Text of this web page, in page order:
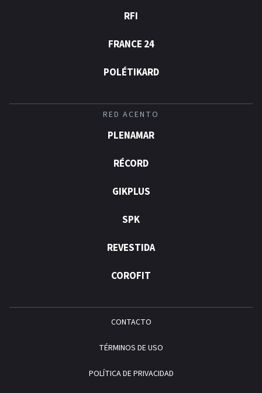
RFI
FRANCE 24
POLÉTIKARD
RED ACENTO
PLENAMAR
RÉCORD
GIKPLUS
SPK
REVESTIDA
COROFIT
CONTACTO
TÉRMINOS DE USO
POLÍTICA DE PRIVACIDAD